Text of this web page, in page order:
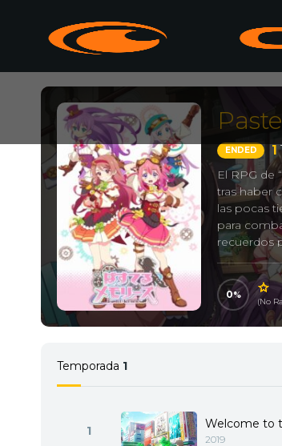
ENDED 1
El RPG de
tras haber
las pocas
para
recuerdos
0
(No
Temporada 1
1 Welcome to
2019